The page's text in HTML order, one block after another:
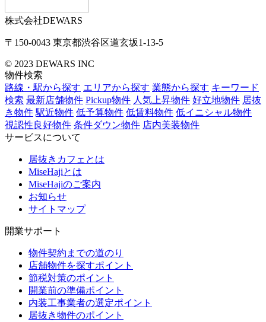
株式会社DEWARS
〒150-0043 東京都渋谷区道玄坂1-13-5
© 2023 DEWARS INC
物件検索
路線・駅から探す エリアから探す 業態から探す キーワード
検索 最新店舗物件 Pickup物件 人気上昇物件 好立地物件 居抜
き物件 駅近物件 低予算物件 低賃料物件 低イニシャル物件
視認性良好物件 条件ダウン物件 店内美装物件
サービスについて
居抜きカフェとは
MiseHajiとは
MiseHajiのご案内
お知らせ
サイトマップ
開業サポート
物件契約までの道のり
店舗物件を探すポイント
節税対策のポイント
開業前の準備ポイント
内装工事業者の選定ポイント
居抜き物件のポイント